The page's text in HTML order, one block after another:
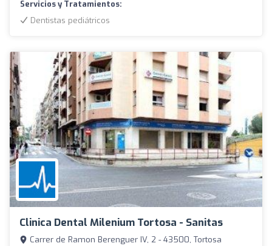
Servicios y Tratamientos:
Dentistas pediátricos
Clinica Dental Milenium Tortosa - Sanitas
Carrer de Ramon Berenguer IV, 2 - 43500, Tortosa